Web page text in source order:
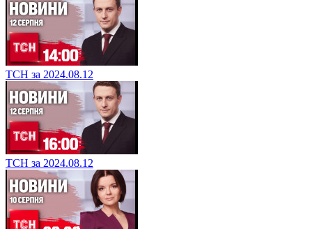
ТСН за 2024.08.12
ТСН за 2024.08.12